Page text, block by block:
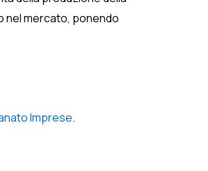
nel mercato, ponendo
Imprese.